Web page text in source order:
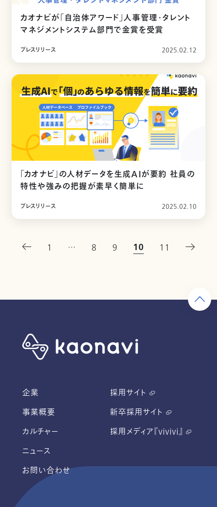
カオナビが「自治体アワード」人事管理・タレント
マネジメントシステム部門で金賞を受賞
プレスリリース 2025.02.12
「カオナビ」の人材データを生成AIが要約 社員の
特性や強みの把握が素早く簡単に
プレスリリース 2025.02.10
1 … 8 9 10 11
企業
事業概要
カルチャー
ニュース
お問い合わせ
採用サイト
新卒採用サイト
採用メディア『vivivi』